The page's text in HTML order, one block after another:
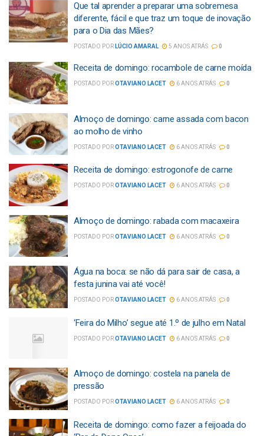
Que tal aprender a preparar uma sobremesa
diferente, fácil e que traz um toque de inovação
para o Dia das Mães?
POSTADO POR LÚCIO AMARAL 5 ANOS ATRÁS 0
Receita de domingo: rocambole de carne moída
POSTADO POROTAVIANO LACET 6 ANOS ATRÁS 0
Almoço de domingo: carne assada com bacon
ao molho de vinho
POSTADO POROTAVIANO LACET 6 ANOS ATRÁS 0
Receita de domingo: estrogonofe de carne
POSTADO POROTAVIANO LACET 6 ANOS ATRÁS 0
Almoço de domingo: rabada com macaxeira
POSTADO POROTAVIANO LACET 6 ANOS ATRÁS 0
Água na boca: se não dá para sair de casa, a
festa junina vai até você!
POSTADO POROTAVIANO LACET 6 ANOS ATRÁS 0
‘Feira do Milho’ segue até 1.º de julho em Natal
POSTADO POROTAVIANO LACET 6 ANOS ATRÁS 0
Almoço de domingo: costela na panela de
pressão
POSTADO POROTAVIANO LACET 6 ANOS ATRÁS 0
Receita de domingo: como fazer a feijoada do